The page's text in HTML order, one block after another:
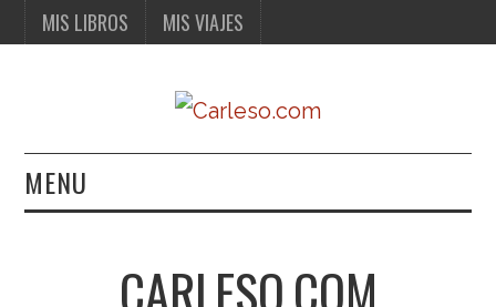
MIS LIBROS MIS VIAJES
MENU
MIS VIAJESCARLESO.COM